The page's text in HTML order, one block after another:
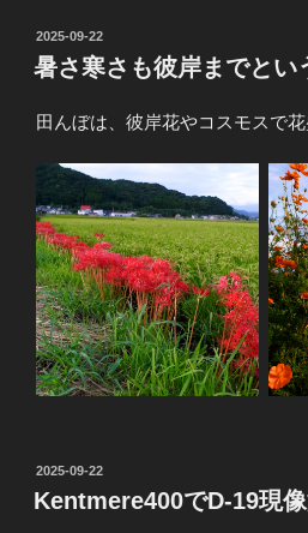
投
稿
日:
2025-09-22
暑さ寒さも彼岸までとい
田んぼは、彼岸花やコスモスで花
投
稿
日:
2025-09-22
Kentmere400でD-19現